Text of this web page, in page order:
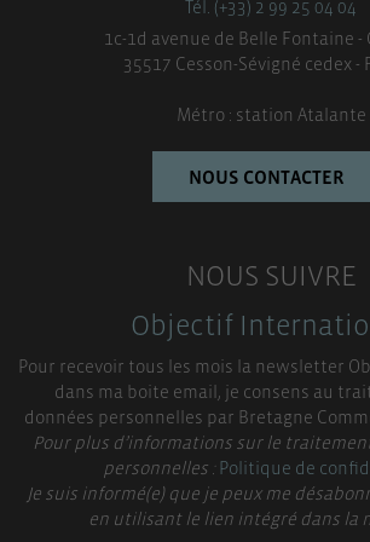
Tél. (+33) 2 99 25 04 04
1c-1d avenue de Belle Fontaine -
35517 Cesson-Sévigné cedex -
Métro : station Atalante
NOUS CONTACTER
NOUS SUIVRE
Objectif
Pour recevoir tous les mois la newsletter
dans ma boite email, je consens au
données personnelles par Bretagne
Pour plus d’informations sur le
personnelles :Politique de
Je suis informé(e) que je peux me
en utilisant le lien intégré dans la